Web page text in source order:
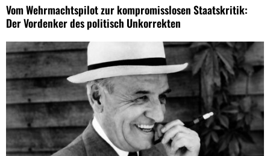
Vom Wehrmachtspilot zur kompromisslosen Staatskritik:
Der Vordenker des politisch Unkorrekten